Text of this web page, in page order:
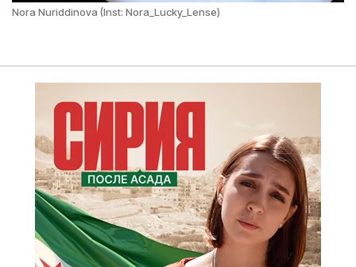
Nora Nuriddinova (Inst: Nora_Lucky_Lense)